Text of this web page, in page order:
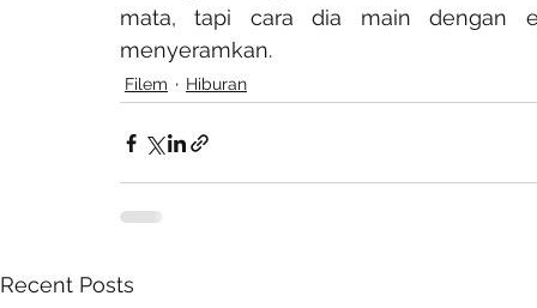
mata, tapi cara dia main dengan
menyeramkan.
Filem Hiburan
Recent Posts